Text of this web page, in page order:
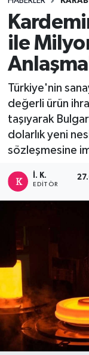
ile
Türkiye'nin
değerli ürün
taşıyarak
dolarlık yeni
sözleşmesine
İ. K.
EDITÖR
DEVREK
DÜZCE
EREĞLİ
GÖKÇEBEY
KARABÜK